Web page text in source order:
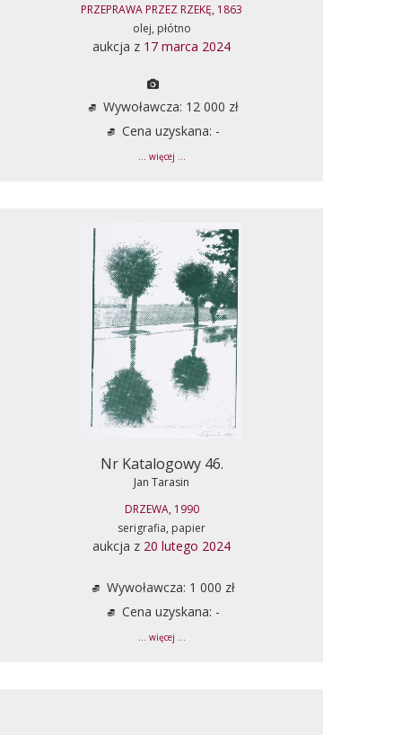
PRZEPRAWA PRZEZ RZEKĘ, 1863
olej, płótno
aukcja z 17 marca 2024
Wywoławcza: 12 000 zł
Cena uzyskana: -
... więcej ...
Nr Katalogowy 46.
Jan Tarasin
DRZEWA, 1990
serigrafia, papier
aukcja z 20 lutego 2024
Wywoławcza: 1 000 zł
Cena uzyskana: -
... więcej ...